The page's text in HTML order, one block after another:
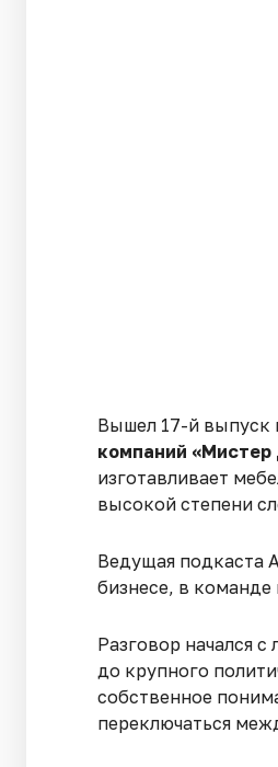
Вышел 17-й выпуск
компаний «Мистер
изготавливает
высокой степени
Ведущая подкаста
бизнесе, в
Разговор начался
до крупного
собственное
переключаться